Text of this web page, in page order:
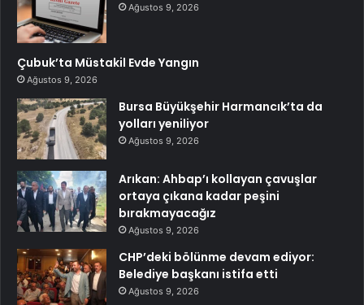
Ağustos 9, 2026
Çubuk’ta Müstakil Evde Yangın
Ağustos 9, 2026
Bursa Büyükşehir Harmancık’ta da
yolları yeniliyor
Ağustos 9, 2026
Arıkan: Ahbap’ı kollayan çavuşlar
ortaya çıkana kadar peşini
bırakmayacağız
Ağustos 9, 2026
CHP’deki bölünme devam ediyor:
Belediye başkanı istifa etti
Ağustos 9, 2026